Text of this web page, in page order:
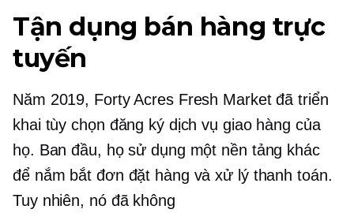
Tận dụng bán hàng trực
tuyến
Năm 2019, Forty Acres Fresh Market đã triển
khai tùy chọn đăng ký dịch vụ giao hàng của
họ. Ban đầu, họ sử dụng một nền tảng khác
để nắm bắt đơn đặt hàng và xử lý thanh toán.
Tuy nhiên, nó đã không